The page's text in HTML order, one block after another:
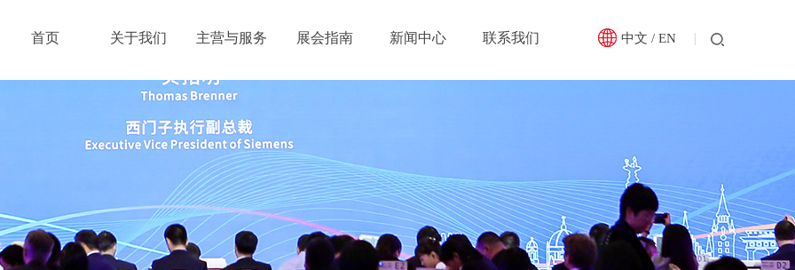
中文 / EN
首页 关于我们 主营与服务 展会指南 新闻中心 联系我们